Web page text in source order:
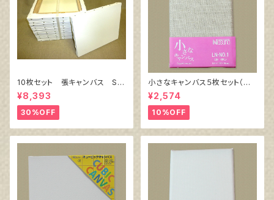
10枚セット 張キャンバス Sn
owWhite SPC（綿・ポリエステ
ル）F6 410㎜×318㎜
¥8,393
30%OFF
小さなキャンバス５枚セット（麻
キャンバス裏面張り）
¥2,574
10%OFF